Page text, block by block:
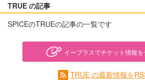
TRUE の記事
SPICEのTRUEの記事の一覧です
イープラスでチケット情報を
TRUE の最新情報を